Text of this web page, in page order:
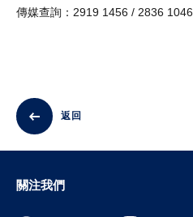
傳媒查詢：2919 1456 / 2836 1046
返回
關注我們